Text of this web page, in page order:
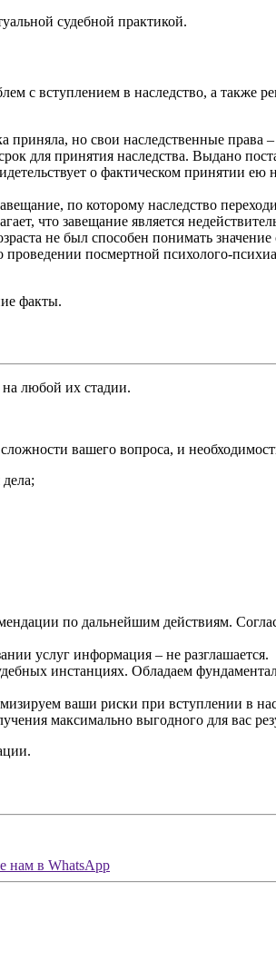
судебной практикой.
с вступлением в наследство, а также
приняла, но свои наследственные
для принятия наследства. Выдано
о фактическом принятии
по которому наследство
что завещание является
не был способен понимать
посмертной психолого-
факты.
любой их стадии.
вашего вопроса, и
по дальнейшим действиям.
услуг информация – не разглашается.
инстанциях. Обладаем
ваши риски при вступлении в
максимально выгодного для вас